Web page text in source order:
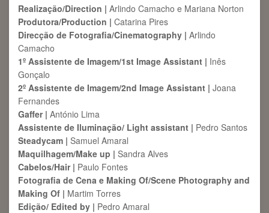
Realização/Direction | Arlindo Camacho e Mariana Norton
Produtora/Production | Catarina Pires
Direcção de Fotografia/Cinematography | Arlindo
Camacho
1º Assistente de Imagem/1st Image Assistant | Inês
Gonçalo
2º Assistente de Imagem/2nd Image Assistant | Joana
Fernandes
Gaffer | António Lima
Assistente de Iluminação/ Light assistant | Pedro Santos
Steadycam | Samuel Amaral
Maquilhagem/Make up | Sandra Alves
Cabelos/Hair | Paulo Fontes
Fotografia de Cena e Making Of/Scene Photography and
Making Of | Martim Torres
Edição/ Edited by | Pedro Amaral